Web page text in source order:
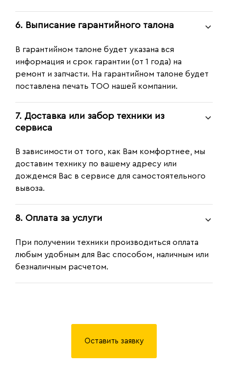
6. Выписание гарантийного талона
В гарантийном талоне будет указана вся
информация и срок гарантии (от 1 года) на
ремонт и запчасти. На гарантийном талоне будет
поставлена печать ТОО нашей компании.
7. Доставка или забор техники из
сервиса
В зависимости от того, как Вам комфортнее, мы
доставим технику по вашему адресу или
дождемся Вас в сервисе для самостоятельного
вывоза.
8. Оплата за услуги
При получении техники производиться оплата
любым удобным для Вас способом, наличным или
безналичным расчетом.
Оставить заявку